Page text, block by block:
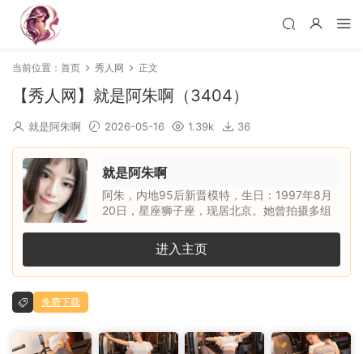
当前位置： 首页 秀人网 正文
【秀人网】就是阿朱啊（3404）
就是阿朱啊 2026-05-16 1.39k 36
就是阿朱啊
阿朱，内地95后新晋模特，生日：1997年8月
20日，星座狮子座，现居北京。她曾拍摄多组
L.P.VISION 合作完成多组风格大胆的作品，凭
借出众表现积累了大量人气，随后加入秀人旗
富。
进入主页
免费下载